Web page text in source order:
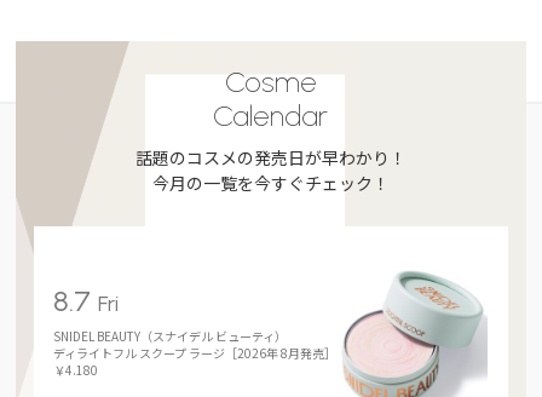
Cosme
Calendar
話題のコスメの発売日が早わかり！
今月の一覧を今すぐチェック！
8.7Fri
SNIDEL BEAUTY（スナイデル ビューティ）
ディライトフル スクープ ラージ［2026年 8月発売］
￥4.180